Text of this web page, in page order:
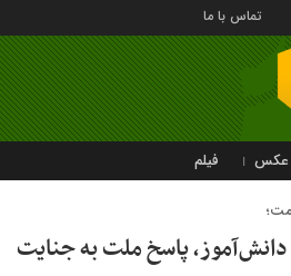
تماس با ما
عکس فیلم
پاسخ ملت به جنایت